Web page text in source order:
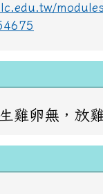
雞卵無，放